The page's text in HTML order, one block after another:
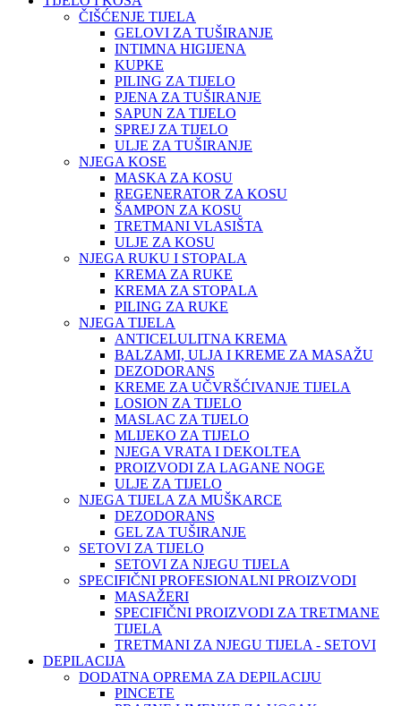
ČIŠĆENJE TIJELA
GELOVI ZA TUŠIRANJE
INTIMNA HIGIJENA
KUPKE
PILING ZA TIJELO
PJENA ZA TUŠIRANJE
SAPUN ZA TIJELO
SPREJ ZA TIJELO
ULJE ZA TUŠIRANJE
NJEGA KOSE
MASKA ZA KOSU
REGENERATOR ZA KOSU
ŠAMPON ZA KOSU
TRETMANI VLASIŠTA
ULJE ZA KOSU
NJEGA RUKU I STOPALA
KREMA ZA RUKE
KREMA ZA STOPALA
PILING ZA RUKE
NJEGA TIJELA
ANTICELULITNA KREMA
BALZAMI, ULJA I KREME ZA MASAŽU
DEZODORANS
KREME ZA UČVRŠĆIVANJE TIJELA
LOSION ZA TIJELO
MASLAC ZA TIJELO
MLIJEKO ZA TIJELO
NJEGA VRATA I DEKOLTEA
PROIZVODI ZA LAGANE NOGE
ULJE ZA TIJELO
NJEGA TIJELA ZA MUŠKARCE
DEZODORANS
GEL ZA TUŠIRANJE
SETOVI ZA TIJELO
SETOVI ZA NJEGU TIJELA
SPECIFIČNI PROFESIONALNI PROIZVODI
MASAŽERI
SPECIFIČNI PROIZVODI ZA TRETMANE
TIJELA
TRETMANI ZA NJEGU TIJELA - SETOVI
DEPILACIJA
DODATNA OPREMA ZA DEPILACIJU
PINCETE